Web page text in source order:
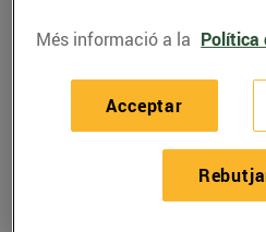
RECEPTES
Bacallà a la
27/de maig/2020
Ingredients per a 4 persones:
Més informació a la Política
Acceptar